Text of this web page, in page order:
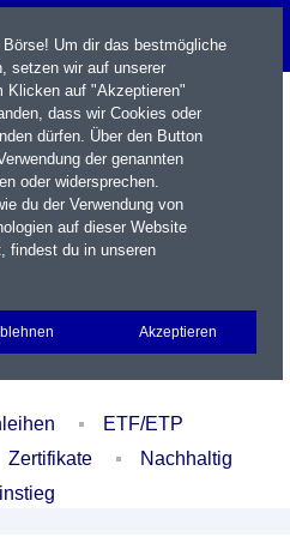
Portfolio Login
ETF/ETP
Zertifikate
Nachhaltig
Um dir das bestmögliche
setzen wir auf unserer
Klicken auf "Akzeptieren"
dass wir Cookies oder
dürfen. Über den Button
der genannten
oder widersprechen.
du der Verwendung von
auf dieser Website
findest du in unseren
Akzeptieren